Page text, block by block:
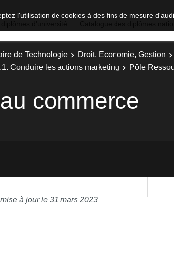
l'utilisation de cookies à des fins de mesure
de Technologie Droit, Economie, Gestion
Conduire les actions marketing Pôle
commerce
à jour le 31 mars 2023